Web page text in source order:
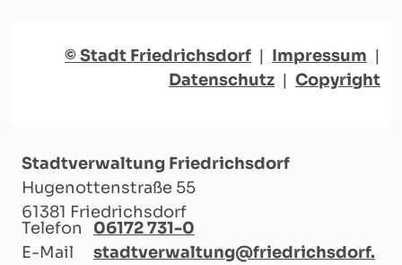
© Stadt Friedrichsdorf | Impressum |
Datenschutz | Copyright
Stadtverwaltung Friedrichsdorf
Hugenottenstraße 55
61381 Friedrichsdorf
Telefon
06172 731-0
E-Mail
stadtverwaltung@friedrichsdorf.